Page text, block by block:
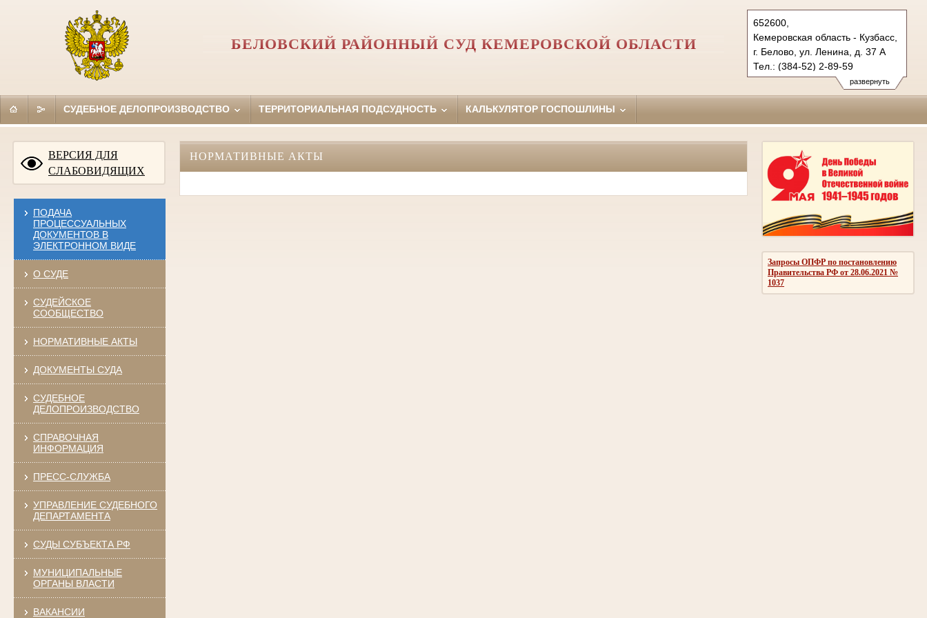
развернуть
652600,
Кемеровская область - Кузбасс,
г. Белово, ул. Ленина, д. 37 А
Тел.: (384-52) 2-89-59
belovsky.kmr@sudrf.ru
БЕЛОВСКИЙ РАЙОННЫЙ СУД КЕМЕРОВСКОЙ ОБЛАСТИ
СУДЕБНОЕ ДЕЛОПРОИЗВОДСТВО ТЕРРИТОРИАЛЬНАЯ ПОДСУДНОСТЬ КАЛЬКУЛЯТОР ГОСПОШЛИНЫ
ВЕРСИЯ ДЛЯ
СЛАБОВИДЯЩИХ
ПОДАЧА
ПРОЦЕССУАЛЬНЫХ
ДОКУМЕНТОВ В
ЭЛЕКТРОННОМ ВИДЕ
О СУДЕ
СУДЕЙСКОЕ
СООБЩЕСТВО
НОРМАТИВНЫЕ АКТЫ
ДОКУМЕНТЫ СУДА
СУДЕБНОЕ
ДЕЛОПРОИЗВОДСТВО
СПРАВОЧНАЯ
ИНФОРМАЦИЯ
ПРЕСС-СЛУЖБА
УПРАВЛЕНИЕ СУДЕБНОГО
ДЕПАРТАМЕНТА
СУДЫ СУБЪЕКТА РФ
МУНИЦИПАЛЬНЫЕ
ОРГАНЫ ВЛАСТИ
ВАКАНСИИ
Запросы ОПФР по постановлению
Правительства РФ от 28.06.2021 №
1037
НОРМАТИВНЫЕ АКТЫ